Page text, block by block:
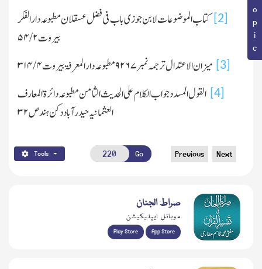
[2]
کتاب الموضوعات لابن جوزی باب فی فضل عسقلان مطبوعہ دارالفکر
بیروت۲/ ۵۴
[3] میزان الاعتدال ترجمہ نمبر۹۲۶۷مطبوعہ دارالمعرفۃ بیروت۴/ ۳۱۴
[4] القول المسدد جواب الکلام علی الحدیث الثامن مطبوعہ دائرۃ المعارف
العثمانیہ حیدرآباد دکن ہند ص۳۲
Tools Go Previous Next
صراط الجنان
موبائل ایپلیکیشن
Play Store App Store